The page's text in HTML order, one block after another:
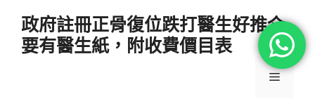
政府註冊正骨復位跌打醫生好推介
要有醫生紙，附收費價目表
選